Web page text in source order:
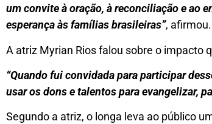
um convite à oração, à reconciliação e ao
esperança às famílias brasileiras”, afirmou.
A atriz Myrian Rios falou sobre o impacto
“Quando fui convidada para participar
usar os dons e talentos para evangelizar,
Segundo a atriz, o longa leva ao público